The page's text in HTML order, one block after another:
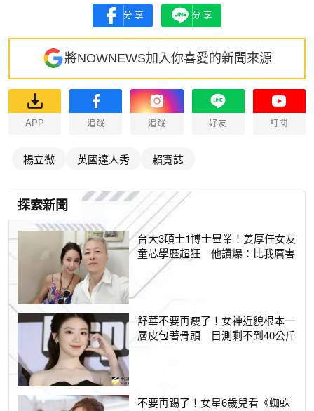
分享 分享
將NOWNEWS加入你喜愛的新聞來源
APP 追蹤 追蹤 好友 訂閱
楊立微 英國達人秀 賴寬誌
探索新聞
台大3碩士1博士畢業！姜厚任女友
童芯學歷超狂 他讚爆：比我厲害
舒華不要再瘦了！女神近貌根本一
層皮包著骨頭 目測剩不到40公斤
不要再踢了！女星6歲兒看《蜘蛛